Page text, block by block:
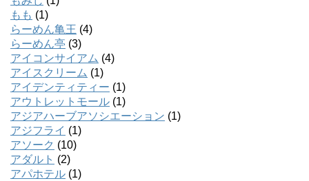
もも (1)
らーめん亀王 (4)
らーめん亭 (3)
アイコンサイアム (4)
アイスクリーム (1)
アイデンティティー (1)
アウトレットモール (1)
アジアハーブアソシエーション (1)
アジフライ (1)
アソーク (10)
アダルト (2)
アパホテル (1)